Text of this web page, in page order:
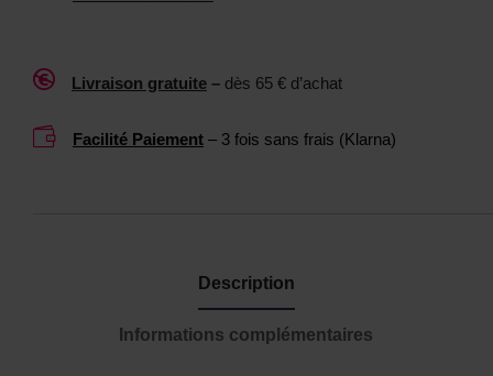
0
M
 Livraison gratuite – dès 65 € d’achat
 Facilité Paiement – 3 fois sans frais (Klarna)
Description
Informations complémentaires